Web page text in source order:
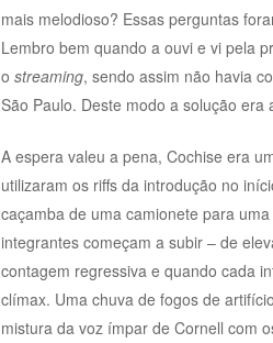
mais melodioso? Essas perguntas
Lembro bem quando a ouvi e vi pela
o streaming, sendo assim não havia
São Paulo. Deste modo a solução
A espera valeu a pena, Cochise era
utilizaram os riffs da introdução no
caçamba de uma camionete para
integrantes começam a subir – de
contagem regressiva e quando cada
clímax. Uma chuva de fogos de
mistura da voz ímpar de Cornell com